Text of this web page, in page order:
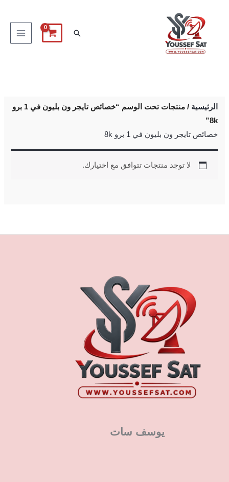
البحث
الرئيسية
/ منتجات تحت الوسم “خصائص تايجر ون بليون في 1 برو
8k”
خصائص تايجر ون بليون في 1 برو 8k
لا توجد منتجات تتوافق مع اختيارك.
يوسف سات